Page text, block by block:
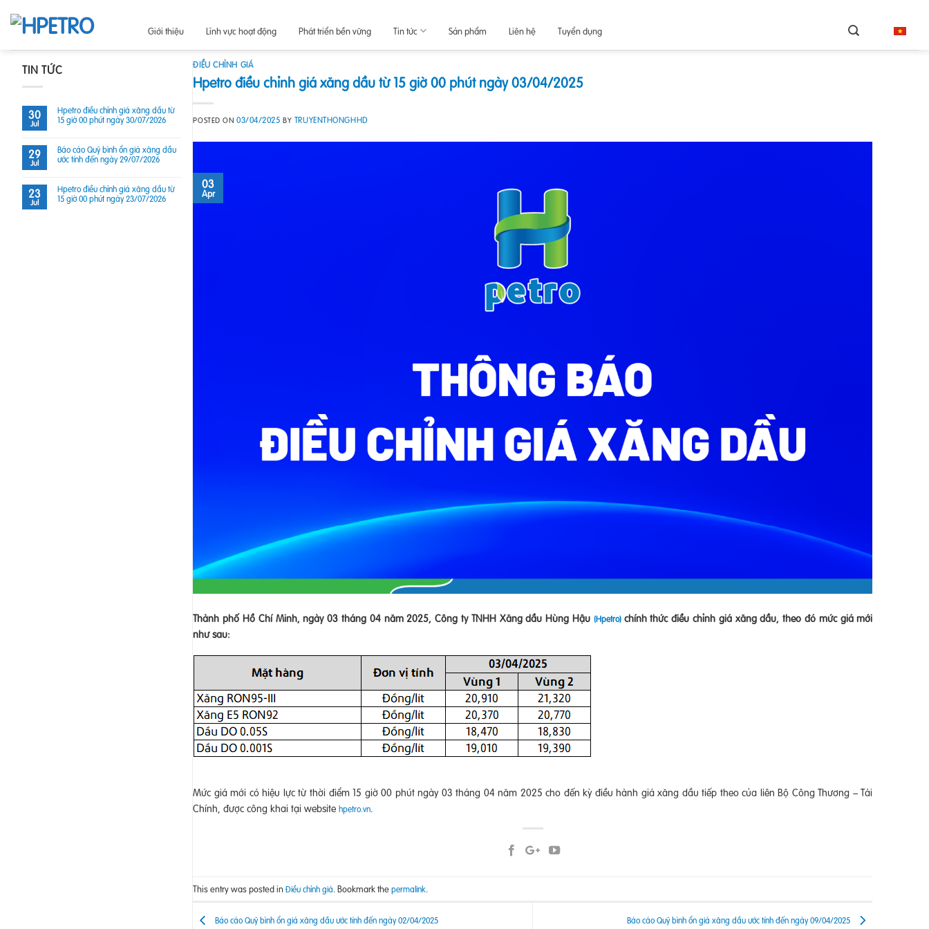
content
Giới thiệu Lĩnh vực hoạt động Phát triển bền vững Tin tức Sản phẩm Liên hệ Tuyển dụng
TIN TỨC
30
Jul
Hpetro điều chỉnh giá xăng dầu từ
15 giờ 00 phút ngày 30/07/2026
29
Jul
Báo cáo Quỹ bình ổn giá xăng dầu
ước tính đến ngày 29/07/2026
23
Jul
Hpetro điều chỉnh giá xăng dầu từ
15 giờ 00 phút ngày 23/07/2026
ĐIỀU CHỈNH GIÁ
Hpetro điều chỉnh giá xăng dầu từ 15 giờ 00 phút ngày 03/04/2025
POSTED ON 03/04/2025 BY TRUYENTHONGHHD
03
Apr
Thành phố Hồ Chí Minh, ngày 03 tháng 04 năm 2025, Công ty TNHH Xăng dầu Hùng Hậu (Hpetro) chính thức điều chỉnh giá xăng dầu, theo đó mức giá mới
như sau:
Mức giá mới có hiệu lực từ thời điểm 15 giờ 00 phút ngày 03 tháng 04 năm 2025 cho đến kỳ điều hành giá xăng dầu tiếp theo của liên Bộ Công Thương – Tài
Chính, được công khai tại websitehpetro.vn.
This entry was posted inĐiều chỉnh giá. Bookmark thepermalink.
Báo cáo Quỹ bình ổn giá xăng dầu ước tính đến ngày 02/04/2025 Báo cáo Quỹ bình ổn giá xăng dầu ước tính đến ngày 09/04/2025